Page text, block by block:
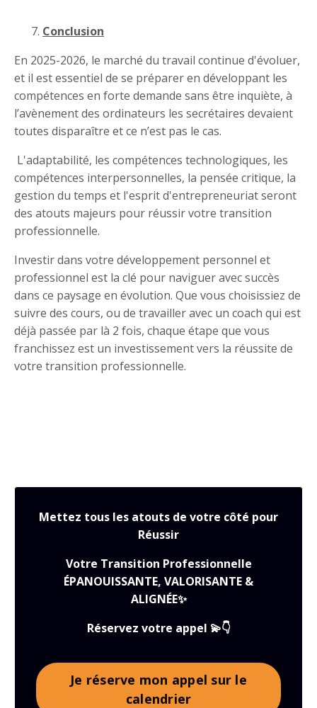
Conclusion
En 2025-2026, le marché du travail continue d'évoluer,
et il est essentiel de se préparer en développant les
compétences en forte demande sans être inquiète, à
l’avènement des ordinateurs les secrétaires devaient
toutes disparaître et ce n’est pas le cas.
L'adaptabilité, les compétences technologiques, les
compétences interpersonnelles, la pensée critique, la
gestion du temps et l'esprit d'entrepreneuriat seront
des atouts majeurs pour réussir votre transition
professionnelle.
Investir dans votre développement personnel et
professionnel est la clé pour naviguer avec succès
dans ce paysage en évolution. Que vous choisissiez de
suivre des cours, ou de travailler avec un coach qui est
déjà passée par là 2 fois, chaque étape que vous
franchissez est un investissement vers la réussite de
votre transition professionnelle.
Mettez tous les atouts de votre côté pour
Réussir
Votre Transition Professionnelle
ÉPANOUISSANTE, VALORISANTE &
ALIGNÉE✨
Réservez votre appel 💫👇
Je réserve mon appel sur le
calendrier